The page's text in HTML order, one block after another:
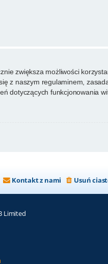
zwiększa możliwości
z naszym regulaminem,
dotyczących funkcjonowania
Usuń
Kontakt z nami
Limited